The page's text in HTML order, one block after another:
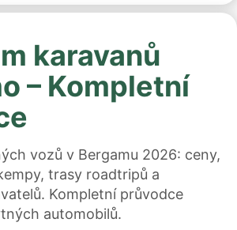
karavanů
– Kompletní
vozů v Bergamu 2026: ceny,
trasy roadtripů a
Kompletní průvodce
automobilů.